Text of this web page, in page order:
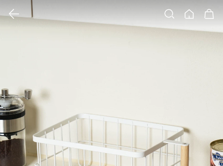
검색 홈
클릭 시 이미지 확대 보기 팝업 열림